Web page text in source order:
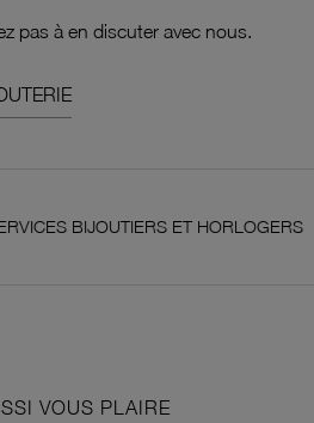
pas à en discuter avec nous.
BIJOUTIERS ET HORLOGERS
VOUS PLAIRE